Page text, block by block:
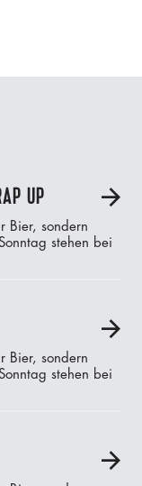
UP A
Bier, sondern
stehen bei
A
Bier, sondern
stehen bei
A